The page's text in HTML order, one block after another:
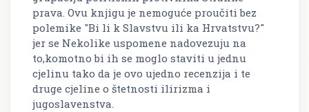
prava. Ovu knjigu je nemoguće proučiti bez
polemike "Bi li k Slavstvu ili ka Hrvatstvu?"
jer se Nekolike uspomene nadovezuju na
to,komotno bi ih se moglo staviti u jednu
cjelinu tako da je ovo ujedno recenzija i te
druge cjeline o štetnosti ilirizma i
jugoslavenstva.